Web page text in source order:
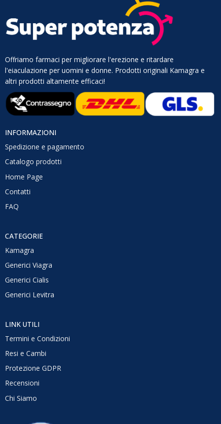
Offriamo farmaci per migliorare l'erezione e ritardare
l'eiaculazione per uomini e donne. Prodotti originali Kamagra e
altri prodotti altamente efficaci!
INFORMAZIONI
Spedizione e pagamento
Catalogo prodotti
Home Page
Contatti
FAQ
CATEGORIE
Kamagra
Generici Viagra
Generici Cialis
Generici Levitra
LINK UTILI
Termini e Condizioni
Resi e Cambi
Protezione GDPR
Recensioni
Chi Siamo